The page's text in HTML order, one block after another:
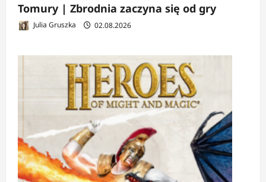
Tomury | Zbrodnia zaczyna się od gry
Julia Gruszka 02.08.2026